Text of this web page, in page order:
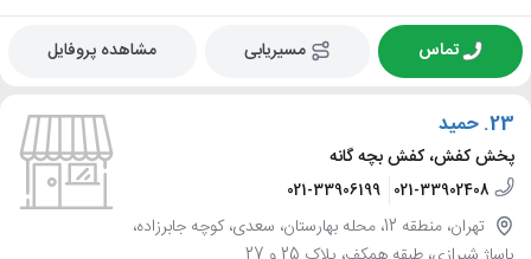
تماس مسیریابی مشاهده پروفایل
23. حمید
پخش کفش، کفش بچه گانه
021-33902408
021-33906199
تهران، منطقه 12، محله بهارستان، سعدی، کوچه جابرزاده،